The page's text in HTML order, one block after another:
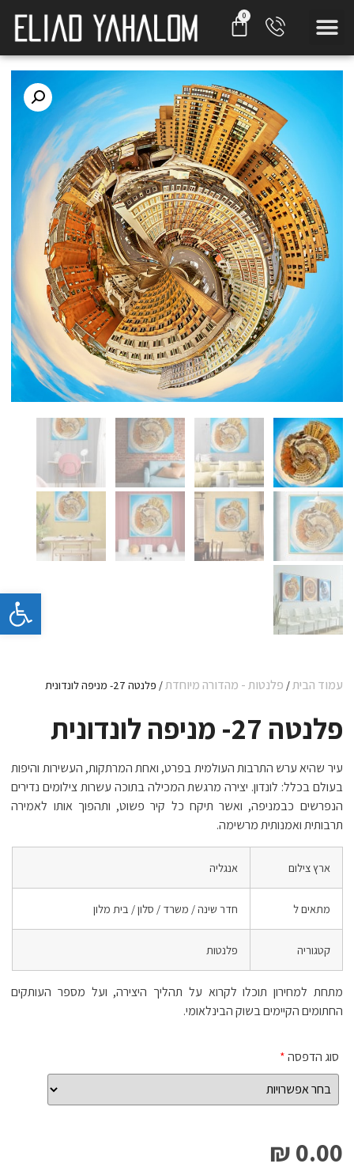
עמוד הבית/ פלנטות - מהדורה מיוחדת/ פלנטה 27- מניפה לונדונית
פלנטה 27- מניפה לונדונית
עיר שהיא ערש התרבות העולמית בפרט, ואחת המרתקות, העשירות והיפות
בעולם בכלל: לונדון. יצירה מרגשת המכילה בתוכה עשרות צילומים נדירים
הנפרשים כבמניפה, ואשר תיקח כל קיר פשוט, ותהפוך אותו לאמירה
תרבותית ואמנותית מרשימה.
ארץ צילום אנגליה
מתאים ל חדר שינה / משרד / סלון / בית מלון
קטגוריה פלנטות
מתחת למחירון תוכלו לקרוא על תהליך היצירה, ועל מספר העותקים
החתומים הקיימים בשוק הבינלאומי.
סוג הדפסה*
0.00 ₪